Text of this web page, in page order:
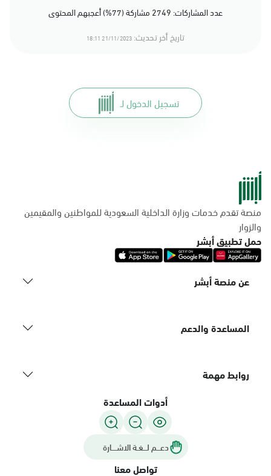
عدد المشاركات: 2749 مشاركة (77%) أعجبهم المحتوى
تاريخ أخر تحديث: 21/11/2023 18:11
تسجيل الدخول لـ
منصة تقدم خدمات وزارة الداخلية السعودية للمواطنين والمقيمين
والزوار
حمل تطبيق أبشر
عن منصة أبشر
المساعدة والدعم
روابط مهمة
أدوات المساعدة
دعـــم لـــغـة الاشــــارة
تواصل معنا